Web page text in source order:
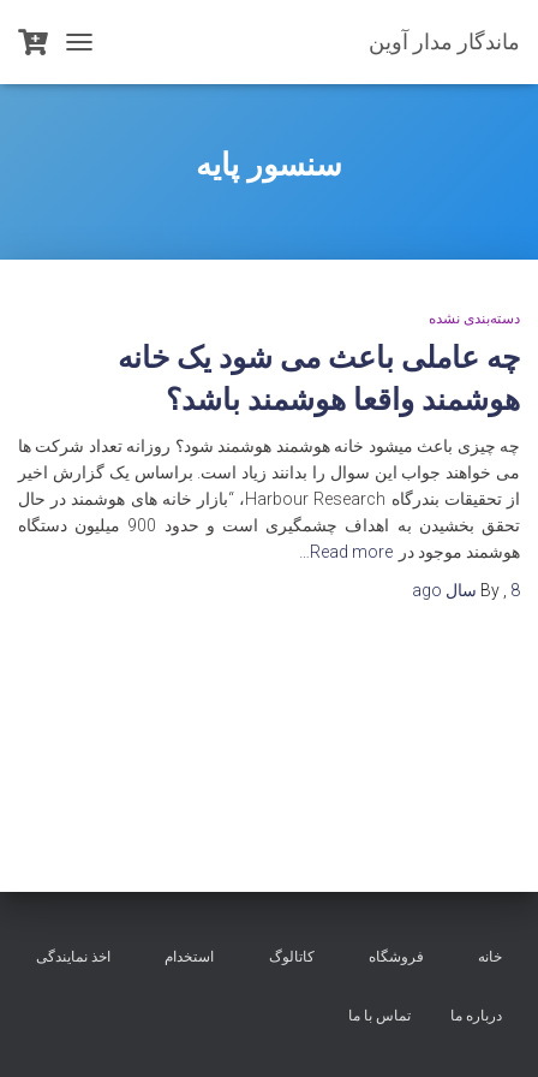
ماندگار مدار آوین
TOGGLE
NAVIGATION
سنسور پایه
دسته‌بندی نشده
چه عاملی باعث می شود یک خانه
هوشمند واقعا هوشمند باشد؟
چه چیزی باعث میشود خانه هوشمند هوشمند شود؟ روزانه تعداد شرکت ها
می خواهند جواب این سوال را بدانند زیاد است. براساس یک گزارش اخیر
از تحقیقات بندرگاه Harbour Research، “بازار خانه های هوشمند در حال
تحقق بخشیدن به اهداف چشمگیری است و حدود 900 میلیون دستگاه
هوشمند موجود در Read more…
By
8 سال
خانه فروشگاه کاتالوگ استخدام اخذ نمایندگی
درباره ما تماس با ما